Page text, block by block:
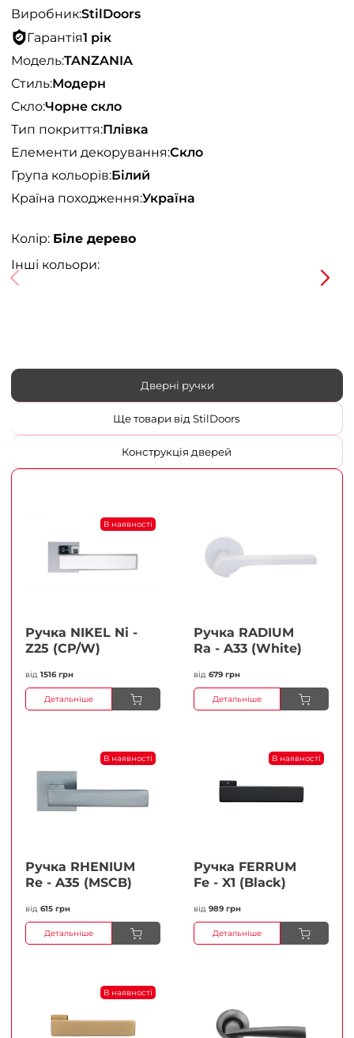
Виробник:StilDoors
Гарантія1 рік
Модель:TANZANIA
Стиль:Модерн
Скло:Чорне скло
Тип покриття:Плівка
Елементи декорування:Скло
Група кольорів:Білий
Країна походження:Україна
Колір: Біле дерево
Інші кольори:
Дверні ручки
Ще товари від StilDoors
Конструкція дверей
В наявності
Ручка NIKEL Ni -
Z25 (CP/W)
від 1516 грн
Детальніше
Ручка RADIUM
Ra - A33 (White)
від 679 грн
Детальніше
В наявності
Ручка RHENIUM
Re - A35 (MSCB)
від 615 грн
Детальніше
В наявності
Ручка FERRUМ
Fe - X1 (Black)
від 989 грн
Детальніше
В наявності